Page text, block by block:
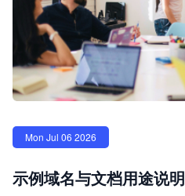
Mon Jul 06 2026
示例域名与文档用途说明